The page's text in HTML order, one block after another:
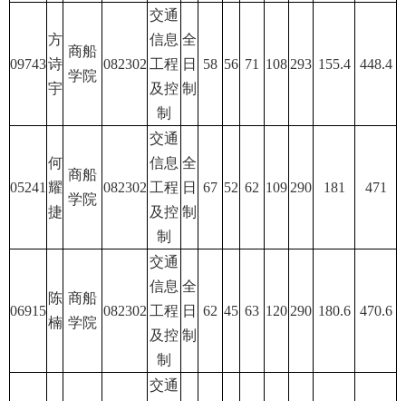
09743
方
诗
宇
商船
学院
082302
交通
信息
工程
及控
制
全
日
制
58 56 71 108 293 155.4 448.4
05241
何
耀
捷
商船
学院
082302
交通
信息
工程
及控
制
全
日
制
67 52 62 109 290 181 471
06915
陈
楠
商船
学院
082302
交通
信息
工程
及控
制
全
日
制
62 45 63 120 290 180.6 470.6
交通